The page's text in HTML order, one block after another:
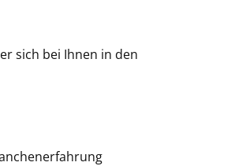
sich bei Ihnen in den